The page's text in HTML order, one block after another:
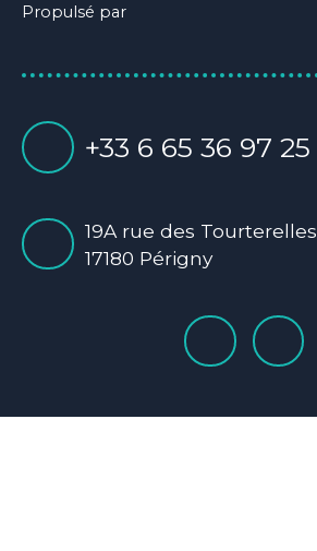
Propulsé par
+33 6 65 36 97 25
19A rue des Tourterelles
17180 Périgny